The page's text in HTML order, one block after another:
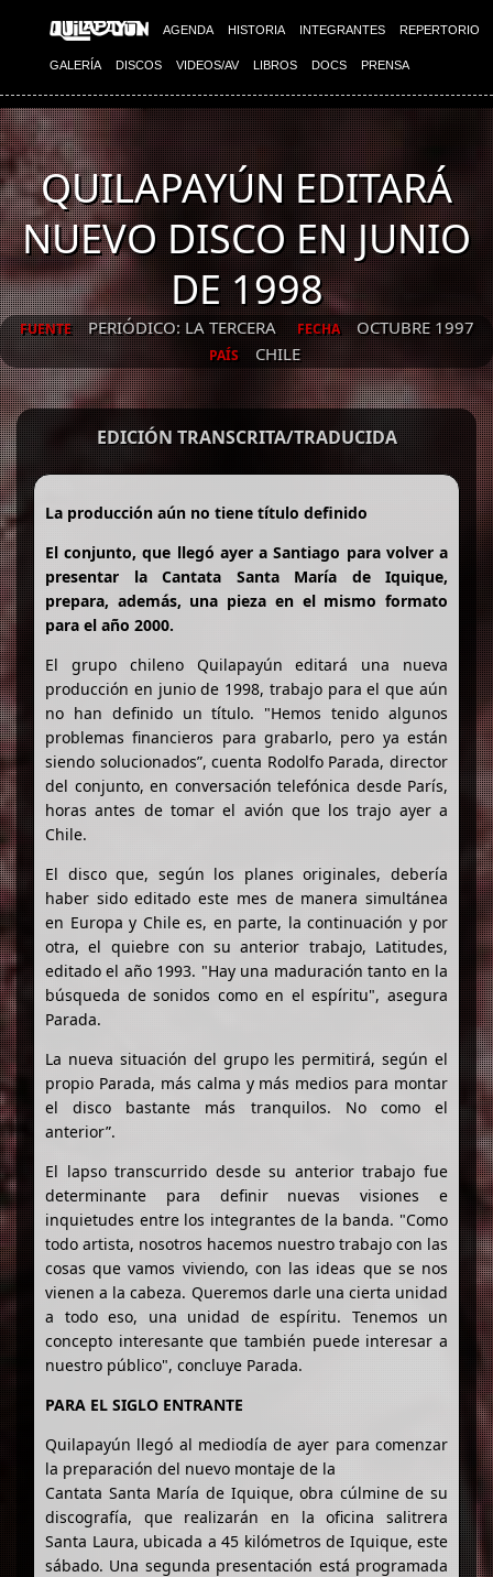
AGENDA HISTORIA INTEGRANTES REPERTORIO
GALERÍA DISCOS VIDEOS/AV LIBROS DOCS PRENSA
QUILAPAYÚN EDITARÁ
NUEVO DISCO EN JUNIO
DE 1998
FUENTE PERIÓDICO: LA TERCERA FECHA OCTUBRE 1997
PAÍS CHILE
EDICIÓN TRANSCRITA/TRADUCIDA
La producción aún no tiene título definido
El conjunto, que llegó ayer a Santiago para volver a
presentar la Cantata Santa María de Iquique,
prepara, además, una pieza en el mismo formato
para el año 2000.
El grupo chileno Quilapayún editará una nueva
producción en junio de 1998, trabajo para el que aún
no han definido un título. "Hemos tenido algunos
problemas financieros para grabarlo, pero ya están
siendo solucionados”, cuenta Rodolfo Parada, director
del conjunto, en conversación telefónica desde París,
horas antes de tomar el avión que los trajo ayer a
Chile.
El disco que, según los planes originales, debería
haber sido editado este mes de manera simultánea
en Europa y Chile es, en parte, la continuación y por
otra, el quiebre con su anterior trabajo, Latitudes,
editado el año 1993. "Hay una maduración tanto en la
búsqueda de sonidos como en el espíritu", asegura
Parada.
La nueva situación del grupo les permitirá, según el
propio Parada, más calma y más medios para montar
el disco bastante más tranquilos. No como el
anterior”.
El lapso transcurrido desde su anterior trabajo fue
determinante para definir nuevas visiones e
inquietudes entre los integrantes de la banda. "Como
todo artista, nosotros hacemos nuestro trabajo con las
cosas que vamos viviendo, con las ideas que se nos
vienen a la cabeza. Queremos darle una cierta unidad
a todo eso, una unidad de espíritu. Tenemos un
concepto interesante que también puede interesar a
nuestro público", concluye Parada.
PARA EL SIGLO ENTRANTE
Quilapayún llegó al mediodía de ayer para comenzar
la preparación del nuevo montaje de la
Cantata Santa María de Iquique, obra cúlmine de su
discografía, que realizarán en la oficina salitrera
Santa Laura, ubicada a 45 kilómetros de Iquique, este
sábado. Una segunda presentación está programada